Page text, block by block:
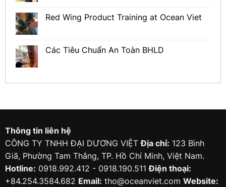
Red Wing Product Training at Ocean Viet
Các Tiêu Chuẩn An Toàn BHLD
Thông tin liên hệ
CÔNG TY TNHH ĐẠI DƯƠNG VIỆTĐịa chỉ: 123 Bình
Giã, Phường Tam Thắng, TP. Hồ Chí Minh, Việt Nam.
Hotline: 0918.992.412 - 0918.190.511Điện thoại:
+84.254.3584.682 Email: tho@oceanviet.com Website: